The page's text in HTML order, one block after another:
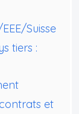
Suisse
tiers :
et